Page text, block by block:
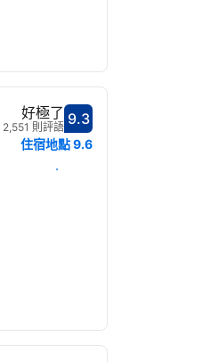
分數9.3分
9.3
好極了
2,551 則評語
住宿地點9.6
選擇日期